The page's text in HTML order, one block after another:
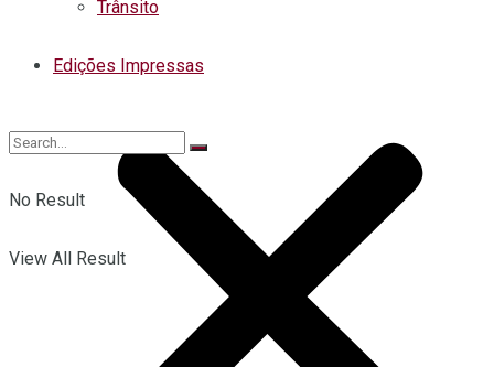
Trânsito
Edições Impressas
No Result
View All Result